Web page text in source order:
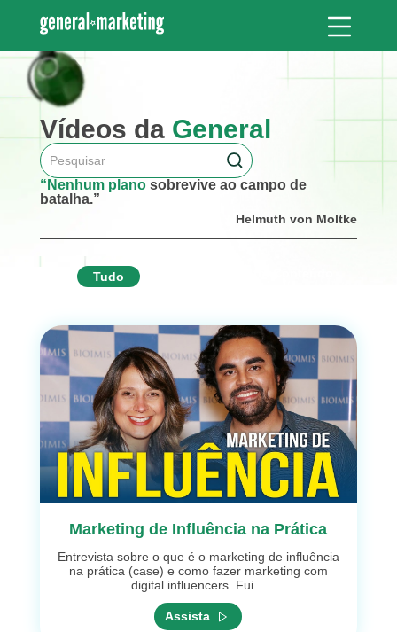
Vídeos da General
“Nenhum planosobrevive ao campo de
batalha.”
Helmuth von Moltke
Tudo Portfolio
Marketing de Influência na Prática
Entrevista sobre o que é o marketing de influência
na prática (case) e como fazer marketing com
digital influencers. Fui…
Assista